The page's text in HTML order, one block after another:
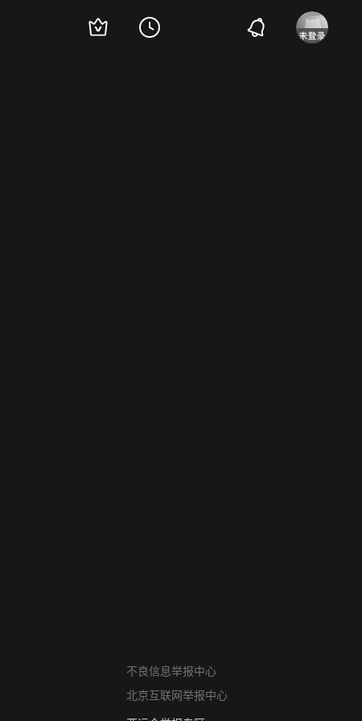
不良信息举报中心
北京互联网举报中心
算法推荐专项举报